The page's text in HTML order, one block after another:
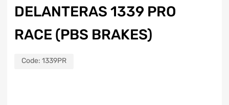
DELANTERAS 1339 PRO
RACE (PBS BRAKES)
Code: 1339PR